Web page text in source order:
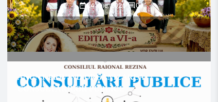
24 iulie, 2026/ 0
ANUNȚ PRIVIND ORGANIZAREA
CONSULTĂRILOR PUBLICE